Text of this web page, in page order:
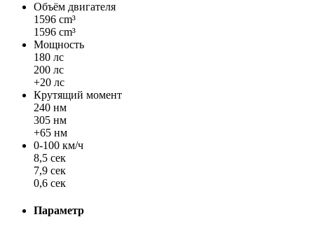
Объём двигателя
1596 cm³
1596 cm³
Мощность
180 лс
200 лс
+20 лс
Крутящий момент
240 нм
305 нм
+65 нм
0-100 км/ч
8,5 сек
7,9 сек
0,6 сек
Параметр